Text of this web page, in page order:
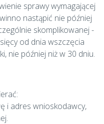
sprawy wymagającej
nastąpić nie później
skomplikowanej -
od dnia wszczęcia
nie później niż w 30 dniu.
i adres wnioskodawcy,